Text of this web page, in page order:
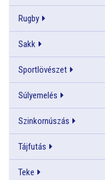
Rugby
Sakk
Sportlövészet
Súlyemelés
Szinkornúszás
Tájfutás
Teke